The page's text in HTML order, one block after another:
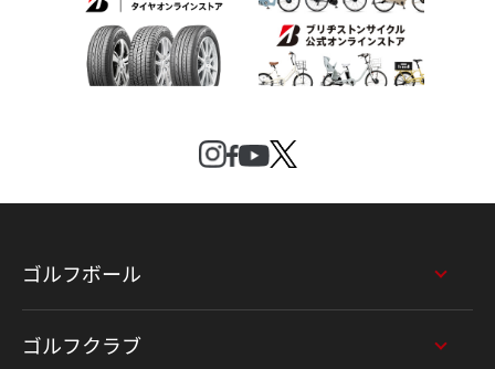
ゴルフボール
ゴルフクラブ